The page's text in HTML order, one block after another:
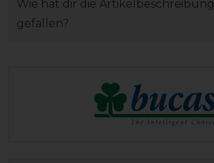
Wie hat dir die Artikelbeschreibung
gefallen?